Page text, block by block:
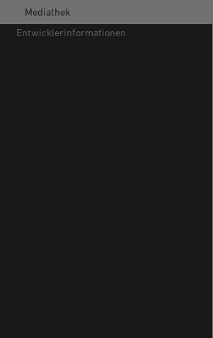
Mediathek
Entwicklerinformationen